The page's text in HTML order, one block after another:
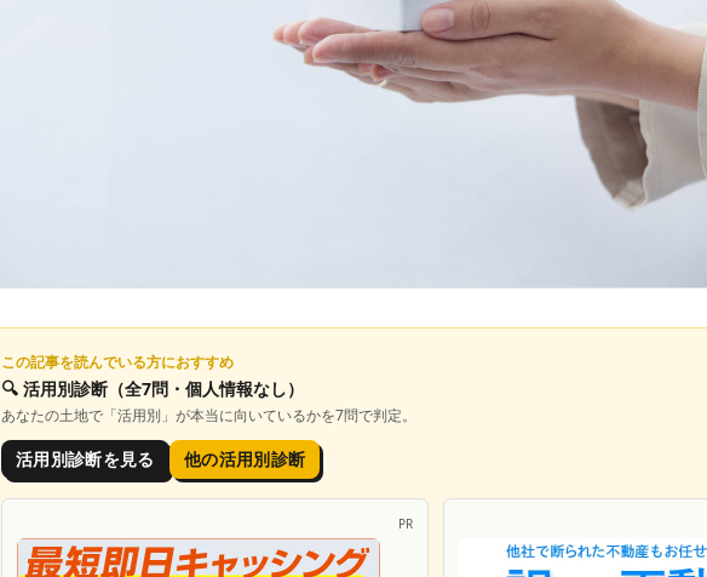
この記事を読んでいる方におすすめ
🔍 活用別診断 （全7問・個人情報なし）
あなたの土地で「活用別 」が本当に向いているかを7問で判定。
活用別診断を見る 他の活用別診断
PR